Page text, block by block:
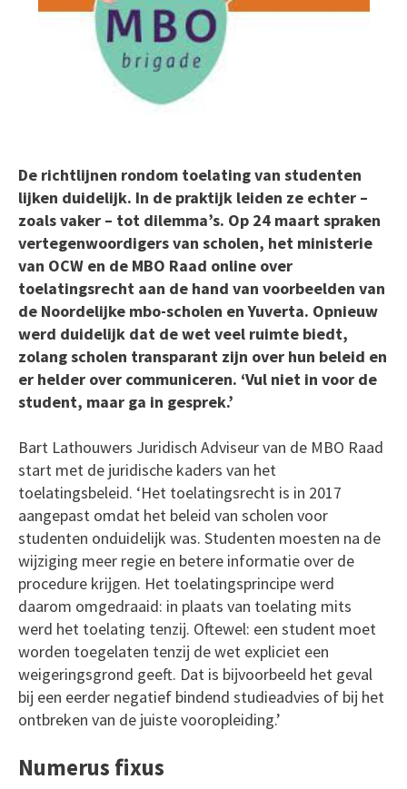
De richtlijnen rondom toelating van studenten
lijken duidelijk. In de praktijk leiden ze echter –
zoals vaker – tot dilemma’s. Op 24 maart spraken
vertegenwoordigers van scholen, het ministerie
van OCW en de MBO Raad online over
toelatingsrecht aan de hand van voorbeelden van
de Noordelijke mbo-scholen en Yuverta. Opnieuw
werd duidelijk dat de wet veel ruimte biedt,
zolang scholen transparant zijn over hun beleid en
er helder over communiceren. ‘Vul niet in voor de
student, maar ga in gesprek.’
Bart Lathouwers Juridisch Adviseur van de MBO Raad
start met de juridische kaders van het
toelatingsbeleid. ‘Het toelatingsrecht is in 2017
aangepast omdat het beleid van scholen voor
studenten onduidelijk was. Studenten moesten na de
wijziging meer regie en betere informatie over de
procedure krijgen. Het toelatingsprincipe werd
daarom omgedraaid: in plaats van toelating mits
werd het toelating tenzij. Oftewel: een student moet
worden toegelaten tenzij de wet expliciet een
weigeringsgrond geeft. Dat is bijvoorbeeld het geval
bij een eerder negatief bindend studieadvies of bij het
ontbreken van de juiste vooropleiding.’
Numerus fixus